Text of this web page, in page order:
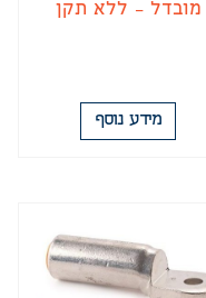
מובדל – ללא תקן
מידע נוסף